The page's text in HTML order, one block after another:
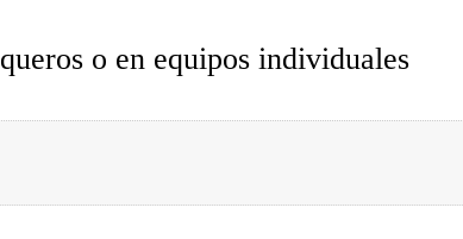
o en equipos individuales